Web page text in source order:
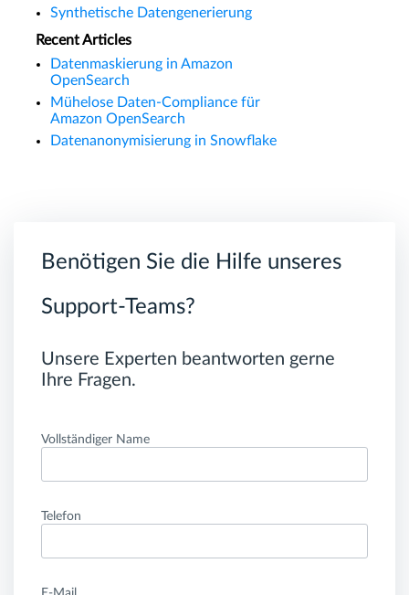
Synthetische Datengenerierung
Recent Articles
Datenmaskierung in Amazon
OpenSearch
Mühelose Daten-Compliance für
Amazon OpenSearch
Datenanonymisierung in Snowflake
Benötigen Sie die Hilfe unseres
Support-Teams?
Unsere Experten beantworten gerne
Ihre Fragen.
Vollständiger Name
Telefon